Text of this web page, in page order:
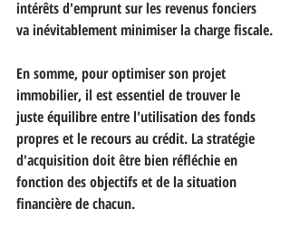
intérêts d'emprunt sur les revenus fonciers
va inévitablement minimiser la charge fiscale.
En somme, pour optimiser son projet
immobilier, il est essentiel de trouver le
juste équilibre entre l'utilisation des fonds
propres et le recours au crédit. La stratégie
d'acquisition doit être bien réfléchie en
fonction des objectifs et de la situation
financière de chacun.